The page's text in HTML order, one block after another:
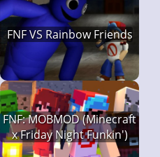
FNF VS Rainbow Friends
FNF: MOBMOD (Minecraft
x Friday Night Funkin')